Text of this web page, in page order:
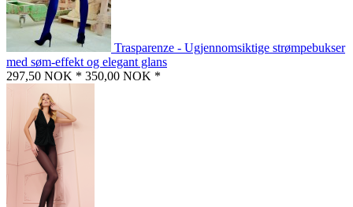
Trasparenze - Ugjennomsiktige strømpebukser
med søm-effekt og elegant glans
297,50 NOK * 350,00 NOK *